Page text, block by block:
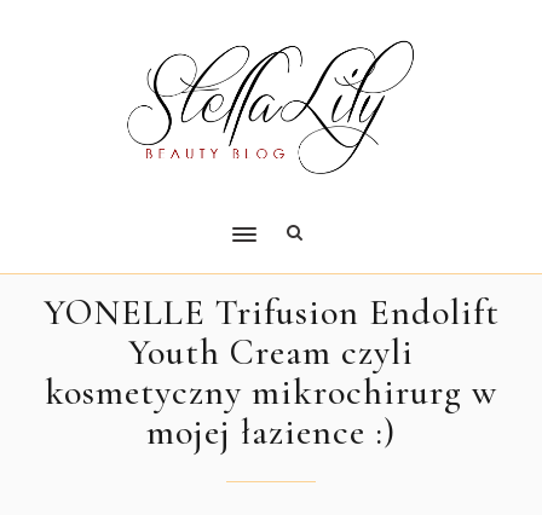
YONELLE Trifusion Endolift
Youth Cream czyli
kosmetyczny mikrochirurg w
mojej łazience :)